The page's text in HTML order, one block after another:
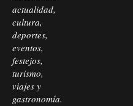
actualidad,
cultura,
deportes,
eventos,
festejos,
turismo,
viajes y
gastronomía.